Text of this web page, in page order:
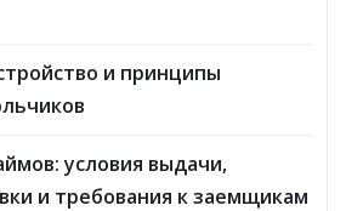
и принципы
условия выдачи,
и требования к заемщикам